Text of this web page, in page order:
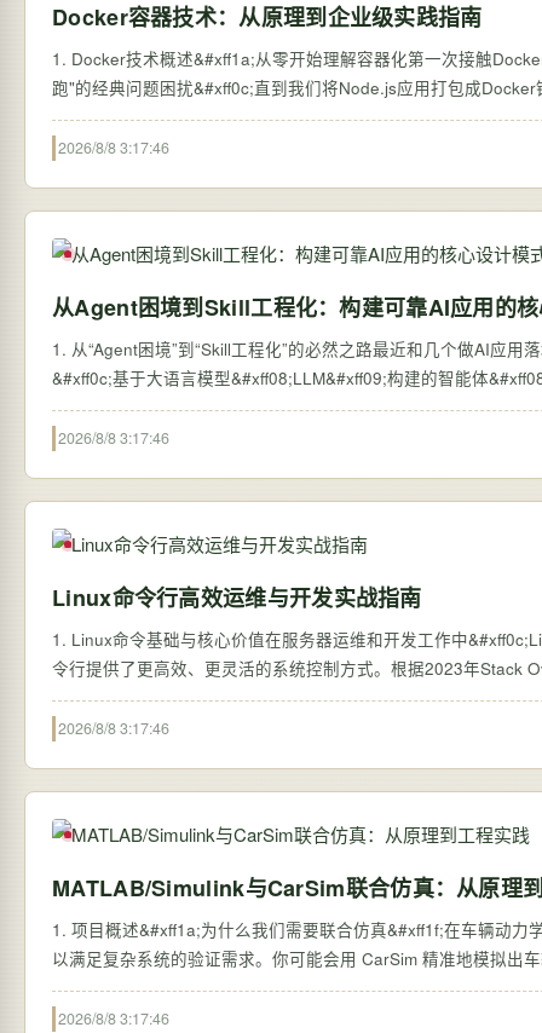
Docker容器技术：从原理到企业级实践指南
1. Docker技术概述&#xff1a;从零开始理解容器化第一次接触
跑"的经典问题困扰&#xff0c;直到我们将Node.js应用打包成
2026/8/8 3:17:46
从Agent困境到Skill工程化：构建可靠AI应用的
1. 从“Agent困境”到“Skill工程化”的必然之路最近和几个做AI应
&#xff0c;基于大语言模型&#xff08;LLM&#xff09;构建的智能体
2026/8/8 3:17:46
Linux命令行高效运维与开发实战指南
1. Linux命令基础与核心价值在服务器运维和开发工作中
令行提供了更高效、更灵活的系统控制方式。根据2023年Stack
2026/8/8 3:17:46
MATLAB/Simulink与CarSim联合仿真：从原理
1. 项目概述&#xff1a;为什么我们需要联合仿真&#xff1f;在车辆动
以满足复杂系统的验证需求。你可能会用 CarSim 精准地模拟
2026/8/8 3:17:46